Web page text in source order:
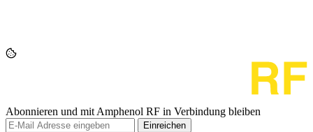
Abonnieren und mit Amphenol RF in Verbindung bleiben
Einreichen